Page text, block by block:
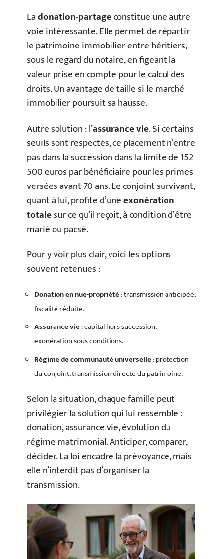
Ladonation-partageconstitue une autre
voie intéressante. Elle permet de répartir
le patrimoine immobilier entre héritiers,
sous le regard du notaire, en figeant la
valeur prise en compte pour le calcul des
droits. Un avantage de taille si le marché
immobilier poursuit sa hausse.
Autre solution : l’assurance vie. Si certains
seuils sont respectés, ce placement n’entre
pas dans la succession dans la limite de 152
500 euros par bénéficiaire pour les primes
versées avant 70 ans. Le conjoint survivant,
quant à lui, profite d’uneexonération
totalesur ce qu’il reçoit, à condition d’être
marié ou pacsé.
Pour y voir plus clair, voici les options
souvent retenues :
Donation en nue-propriété: transmission anticipée,
fiscalité réduite.
Assurance vie: capital hors succession,
exonération sous conditions.
Régime de communauté universelle: protection
du conjoint, transmission directe du patrimoine.
Selon la situation, chaque famille peut
privilégier la solution qui lui ressemble :
donation, assurance vie, évolution du
régime matrimonial. Anticiper, comparer,
décider. La loi encadre la prévoyance, mais
elle n’interdit pas d’organiser la
transmission.